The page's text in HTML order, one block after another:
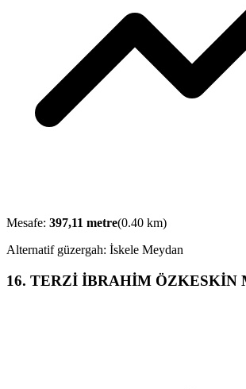
Mesafe: 397,11 metre(0.40 km)
Alternatif güzergah: İskele Meydan
16. TERZİ İBRAHİM ÖZKESKİN